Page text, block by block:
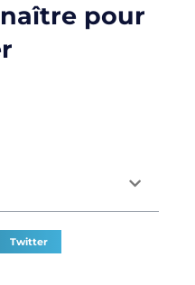
pour
Twitter